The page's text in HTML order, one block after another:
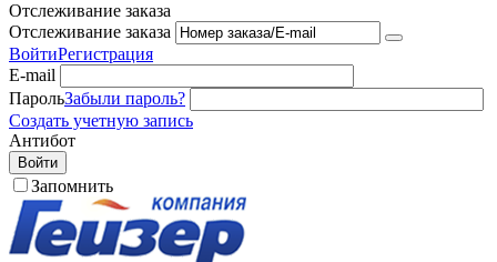
Отслеживание заказа
Отслеживание заказа
ВойтиРегистрация
E-mail
ПарольЗабыли пароль?
Создать учетную запись
Антибот
Войти
Запомнить